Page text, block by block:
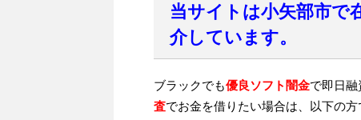
当サイトは小矢部市で
介しています。
ブラックでも優良ソフト闇金で即日融
査でお金を借りたい場合は、以下の方